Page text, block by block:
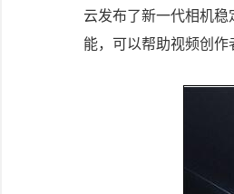
云发布了新一代相机
能，可以帮助视频创作